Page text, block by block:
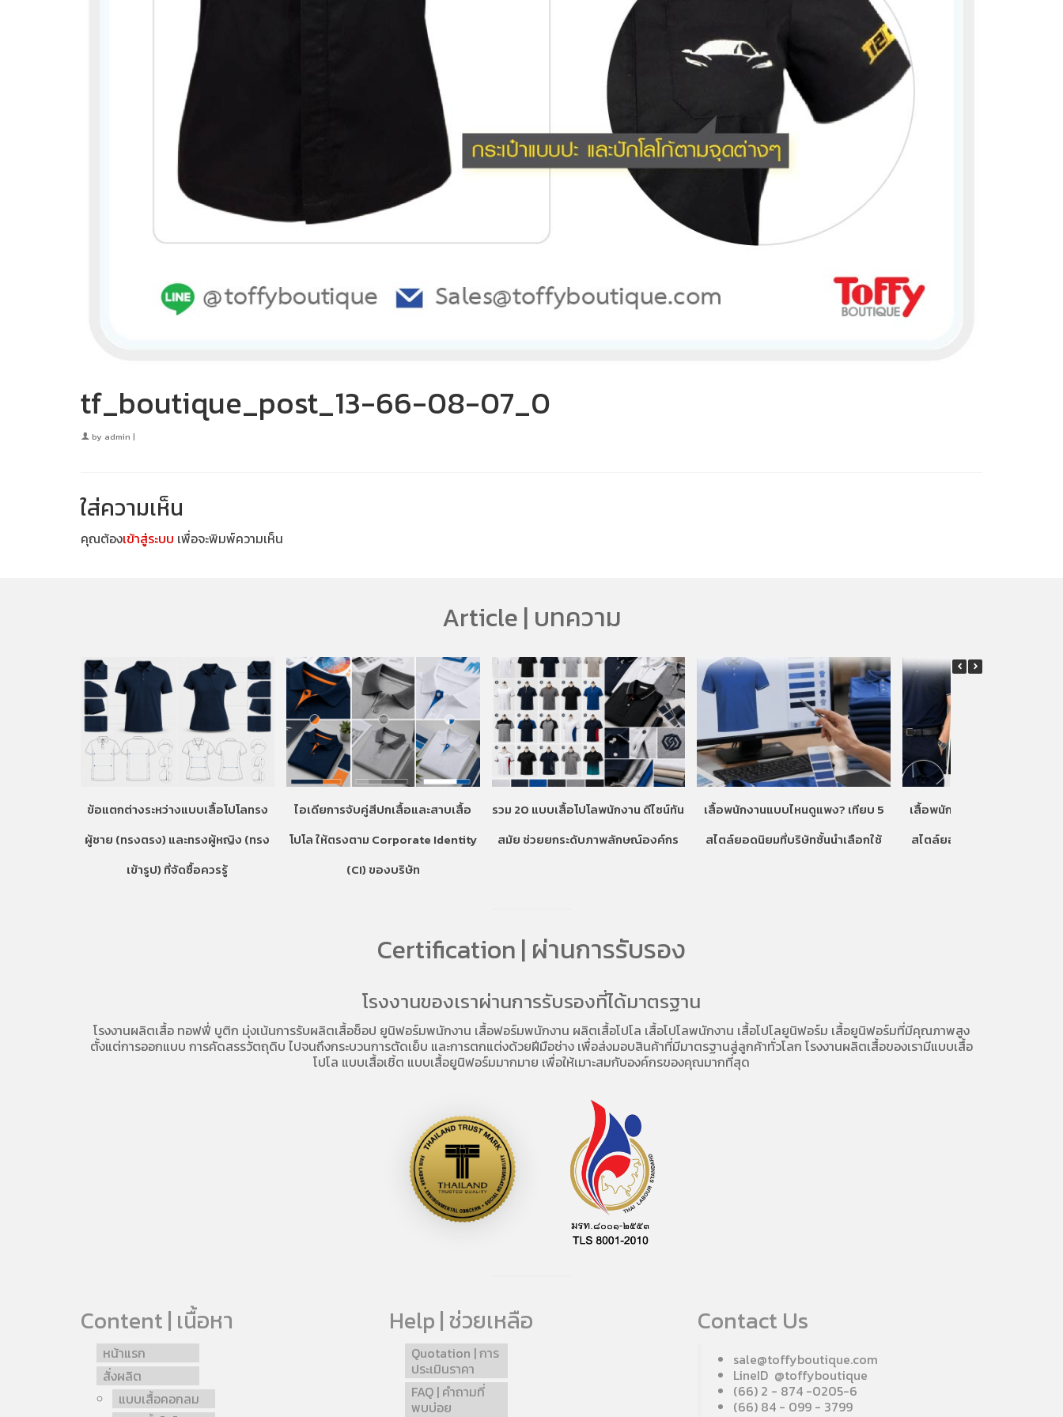
tf_boutique_post_13-66-08-07_0
by admin |
ใส่ความเห็น
คุณต้องเข้าสู่ระบบ เพื่อจะพิมพ์ความเห็น
Article | บทความ
ข้อแตกต่างระหว่างแบบเสื้อโปโลทรง
ผู้ชาย (ทรงตรง) และทรงผู้หญิง (ทรง
เข้ารูป) ที่จัดซื้อควรรู้
ไอเดียการจับคู่สีปกเสื้อและสาบเสื้อ
โปโล ให้ตรงตาม Corporate Identity
(CI) ของบริษัท
รวม 20 แบบเสื้อโปโลพนักงาน ดีไซน์ทัน
สมัย ช่วยยกระดับภาพลักษณ์องค์กร
เสื้อพนักงานแบบไหนดูแพง? เทียบ 5
สไตล์ยอดนิยมที่บริษัทชั้นนำเลือกใช้
เสื้อพนักงานแบบไหนดูแพง? เ
สไตล์ยอดนิยมที่บริษัทชั้นนำเ
Certification | ผ่านการรับรอง
โรงงานของเราผ่านการรับรองที่ได้มาตรฐาน
โรงงานผลิตเสื้อ ทอฟฟี่ บูติก มุ่งเน้นการรับผลิตเสื้อช็อป ยูนิฟอร์มพนักงาน เสื้อฟอร์มพนักงาน ผลิตเสื้อโปโล เสื้อโปโลพนักงาน เสื้อโปโลยูนิฟอร์ม เสื้อยูนิฟอร์มที่มีคุณภาพสูง
ตั้งแต่การออกแบบ การคัดสรรวัตถุดิบ ไปจนถึงกระบวนการตัดเย็บ และการตกแต่งด้วยฝีมือช่าง เพื่อส่งมอบสินค้าที่มีมาตรฐานสู่ลูกค้าทั่วโลก โรงงานผลิตเสื้อของเรามีแบบเสื้อ
โปโล แบบเสื้อเชิ้ต แบบเสื้อยูนิฟอร์มมากมาย เพื่อให้เมาะสมกับองค์กรของคุณมากที่สุด
Content | เนื้อหา
หน้าแรก
สั่งผลิต
แบบเสื้อคอกลม
Help | ช่วยเหลือ
Quotation | การ
ประเมินราคา
FAQ | คำถามที่
พบบ่อย
Contact Us
sale@toffyboutique.com
LineID @toffyboutique
(66) 2 - 874 -0205-6
(66) 84 - 099 - 3799